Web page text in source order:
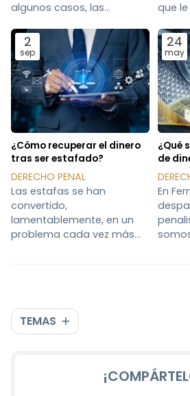
TEMAS
algunos casos, las
rodean lo convierten en un
delito según el Código
Penal. Determinar si un
accidente es meramente
una infracción
administrativa o constituye
un delito depende de
factores como la
conducta del
que
toda
viales
nos
2
sep
¿Cómo recuperar el dinero
tras ser estafado?
DERECHO PENAL
Las estafas se han
convertido,
lamentablemente, en un
problema cada vez más
económico ilícito. Pero,
¿qué se considera
legalmente una estafa? Y
24
may
¿Qué
de
En